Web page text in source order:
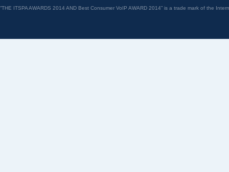
“THE ITSPA AWARDS 2014 AND Best Consumer VoIP AWARD 2014” is a trade mark of the